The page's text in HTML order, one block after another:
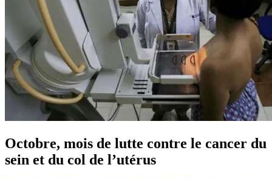
Octobre, mois de lutte contre le cancer du
sein et du col de l’utérus